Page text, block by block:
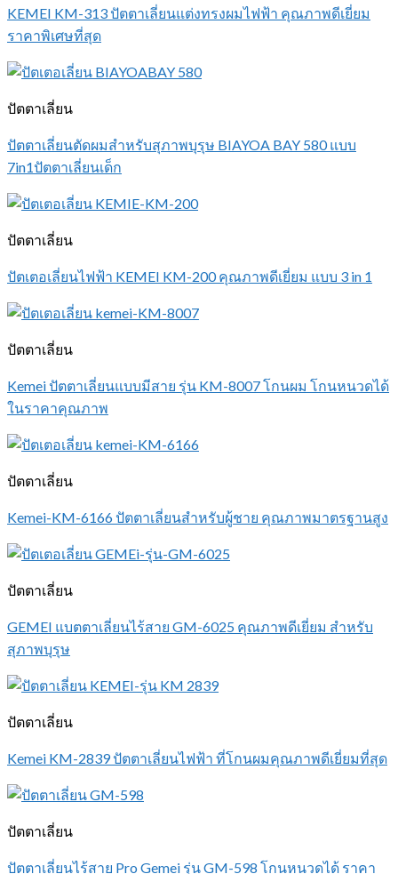
KEMEI KM-313 ปัตตาเลี่ยนแต่งทรงผมไฟฟ้า คุณภาพดีเยี่ยม
ราคาพิเศษที่สุด
ปัตตาเลี่ยน
ปัตตาเลี่ยนตัดผมสำหรับสุภาพบุรุษ BIAYOA BAY 580 แบบ
7in1ปัตตาเลี่ยนเด็ก
ปัตตาเลี่ยน
ปัตเตอเลี่ยนไฟฟ้า KEMEI KM-200 คุณภาพดีเยี่ยม แบบ 3 in 1
ปัตตาเลี่ยน
Kemei ปัตตาเลี่ยนแบบมีสาย รุ่น KM-8007 โกนผม โกนหนวดได้
ในราคาคุณภาพ
ปัตตาเลี่ยน
Kemei-KM-6166 ปัตตาเลี่ยนสำหรับผู้ชาย คุณภาพมาตรฐานสูง
ปัตตาเลี่ยน
GEMEI แบตตาเลี่ยนไร้สาย GM-6025 คุณภาพดีเยี่ยม สำหรับ
สุภาพบุรุษ
ปัตตาเลี่ยน
Kemei KM-2839 ปัตตาเลี่ยนไฟฟ้า ที่โกนผมคุณภาพดีเยี่ยมที่สุด
ปัตตาเลี่ยน
ปัตตาเลี่ยนไร้สาย Pro Gemei รุ่น GM-598 โกนหนวดได้ ราคา